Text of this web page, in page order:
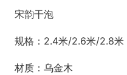
宋韵干泡
规格： 2.4米/2.6米/2.8米
材质： 乌金木